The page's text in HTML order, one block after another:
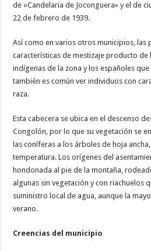
de «Candelaria de Joconguera» y el de
22 de febrero de 1939.
Así como en varios otros municipios, las
características de mestizaje producto de
indígenas de la zona y los españoles
también es común ver individuos con
raza.
Esta cabecera se ubica en el descenso
Congolón, por lo que su vegetación se
las coníferas a los árboles de hoja
temperatura. Los orígenes del
hondonada al pie de la montaña,
algunas sin vegetación y con riachuelos
suministro local de agua, aunque la
verano.
Creencias del municipio